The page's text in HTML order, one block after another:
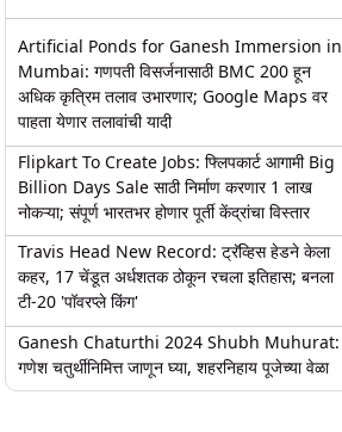
Artificial Ponds for Ganesh Immersion in
Mumbai: गणपती विसर्जनासाठी BMC 200 हून
अधिक कृत्रिम तलाव उभारणार; Google Maps वर
पाहता येणार तलावांची यादी
Flipkart To Create Jobs: फ्लिपकार्ट आगामी Big
Billion Days Sale साठी निर्माण करणार 1 लाख
नोकऱ्या; संपूर्ण भारतभर होणार पूर्ती केंद्रांचा विस्तार
Travis Head New Record: ट्रॅव्हिस हेडने केला
कहर, 17 चेंडूत अर्धशतक ठोकून रचला इतिहास; बनला
टी-20 'पॉवरप्ले किंग'
Ganesh Chaturthi 2024 Shubh Muhurat:
गणेश चतुर्थीनिमित्त जाणून घ्या, शहरनिहाय पूजेच्या वेळा